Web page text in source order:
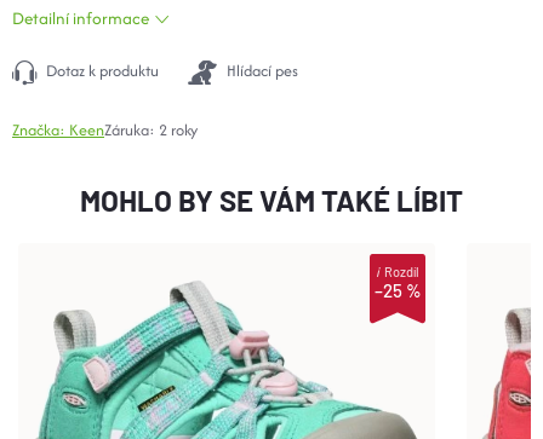
Detailní informace
Dotaz k produktu Hlídací pes
Značka: KeenZáruka: 2 roky
MOHLO BY SE VÁM TAKÉ LÍBIT
–25 %
iRozdíl